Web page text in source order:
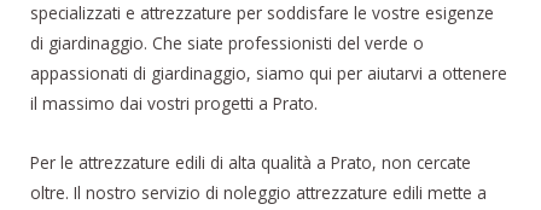
specializzati e attrezzature per soddisfare le vostre esigenze
di giardinaggio. Che siate professionisti del verde o
appassionati di giardinaggio, siamo qui per aiutarvi a ottenere
il massimo dai vostri progetti a Prato.
Per le attrezzature edili di alta qualità a Prato, non cercate
oltre. Il nostro servizio di noleggio attrezzature edili mette a